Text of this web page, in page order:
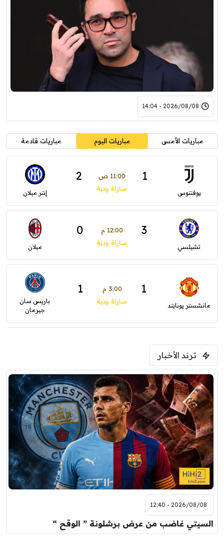
2026/08/08 - 14:04
مباريات الأمس مباريات اليوم مباريات قادمة
يوفنتوس
1 11:00 ص 2
مباراة ودية إنتر ميلان
تشيلسي
3 12:00 م 0
مباراة ودية ميلان
مانشستر يونايتد
1 3:00 م 1
مباراة ودية
باريس سان
جيرمان
فرينتسفاروشي
برشلونة
7:00 م
مباراة ودية
نوتنغهام فورست
اودينيزي
8:00 م
مباراة ودية
برشلونة
ترند الأخبار
2026/08/08 - 12:40
السيتي غاضب من عرض برشلونة ” الوقح “